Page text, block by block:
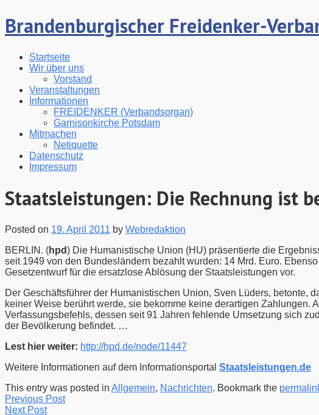
Brandenburgischer Freidenker-
Startseite
Wir über uns
Vorstand
Veranstaltungen
Informationen
FREIDENKER (Verbandsorgan)
Garnisonkirche Potsdam
Mitmachen
Netiquette
Datenschutz
Impressum
Staatsleistungen: Die Rechnung ist
Posted on 19. April 2011 by Webredaktion
BERLIN. (hpd) Die Humanistische Union (HU) präsentierte die
seit 1949 von den Bundesländern bezahlt wurden: 14 Mrd. Euro.
Gesetzentwurf für die ersatzlose Ablösung der Staatsleistungen vor.
Der Geschäftsführer der Humanistischen Union, Sven Lüders,
keiner Weise berührt werde, sie bekomme keine derartigen
Verfassungsbefehls, dessen seit 91 Jahren fehlende Umsetzung sich
der Bevölkerung befindet. …
Lest hier weiter: http://hpd.de/node/11447
Weitere Informationen auf dem Informationsportal Staatsleistungen.de
This entry was posted in Allgemein, Nachrichten. Bookmark the
Previous Post
Next Post